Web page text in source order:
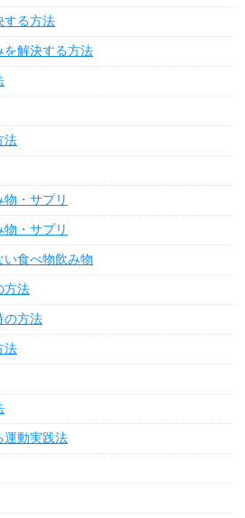
する方法
を解決する方法
法
・サプリ
・サプリ
食べ物飲み物
方法
の方法
法
運動実践法